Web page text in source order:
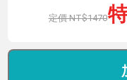
1470